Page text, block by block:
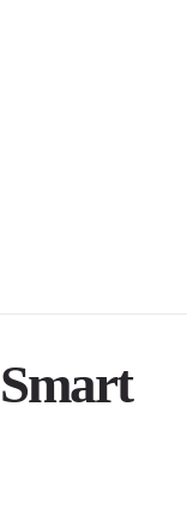
Smart